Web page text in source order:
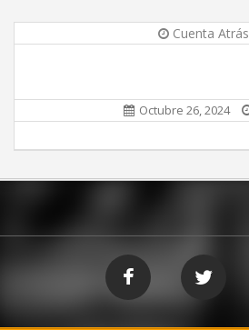
Cuenta Atrás
Octubre 26, 2024